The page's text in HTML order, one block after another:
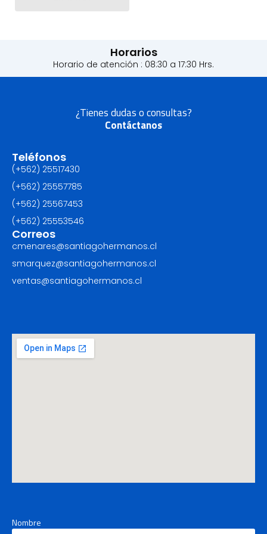
Horarios
Horario de atención : 08:30 a 17:30 Hrs.
¿Tienes dudas o consultas?
Contáctanos
Teléfonos
(+562) 25517430‬
(+562) 25557785
(+562) 25567453‬
(+562) ‪25553546
Correos
cmenares@santiagohermanos.cl
smarquez@santiagohermanos.cl
ventas@santiagohermanos.cl
Nombre